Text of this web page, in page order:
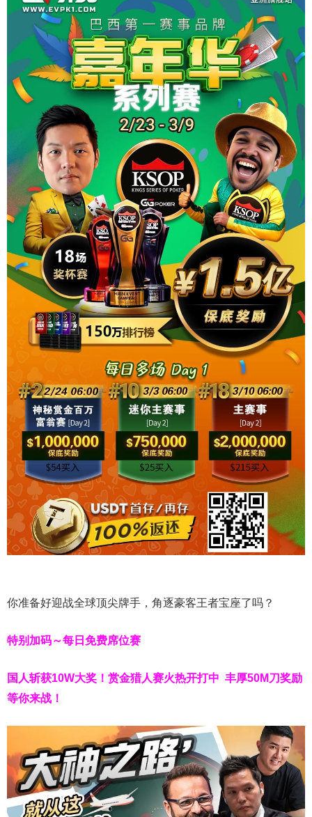
你准备好迎战全球顶尖牌手，角逐豪客王者宝座了吗？
特别加码～每日免费席位赛
国人斩获10W大奖！ 赏金猎人赛火热开打中 丰厚50M刀奖励
等你来战！